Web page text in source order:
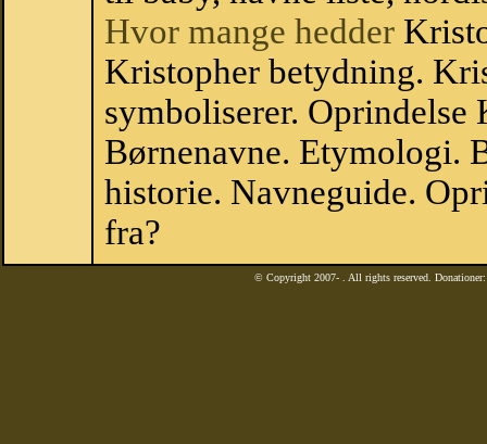
Hvor mange hedder
Kristopher betydning.
symboliserer. Oprindelse
Børnenavne. Etymologi.
historie. Navneguide.
fra?
© Copyright 2007- . All rights reserved.